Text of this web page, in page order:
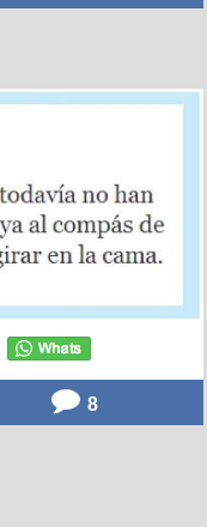
8